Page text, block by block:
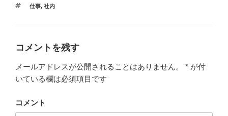
タ
仕事, 社内
コメントを残す
メールアドレスが公開されることはありません。 * が付
いている欄は必須項目です
コメント